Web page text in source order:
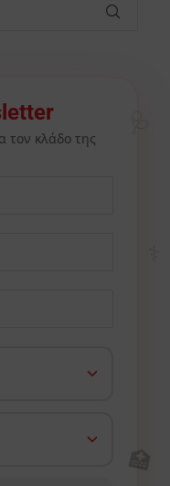
τον κλάδο της